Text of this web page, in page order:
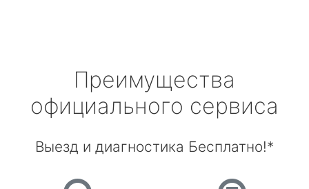
Преимущества
официального сервиса
Выезд и диагностика Бесплатно!*